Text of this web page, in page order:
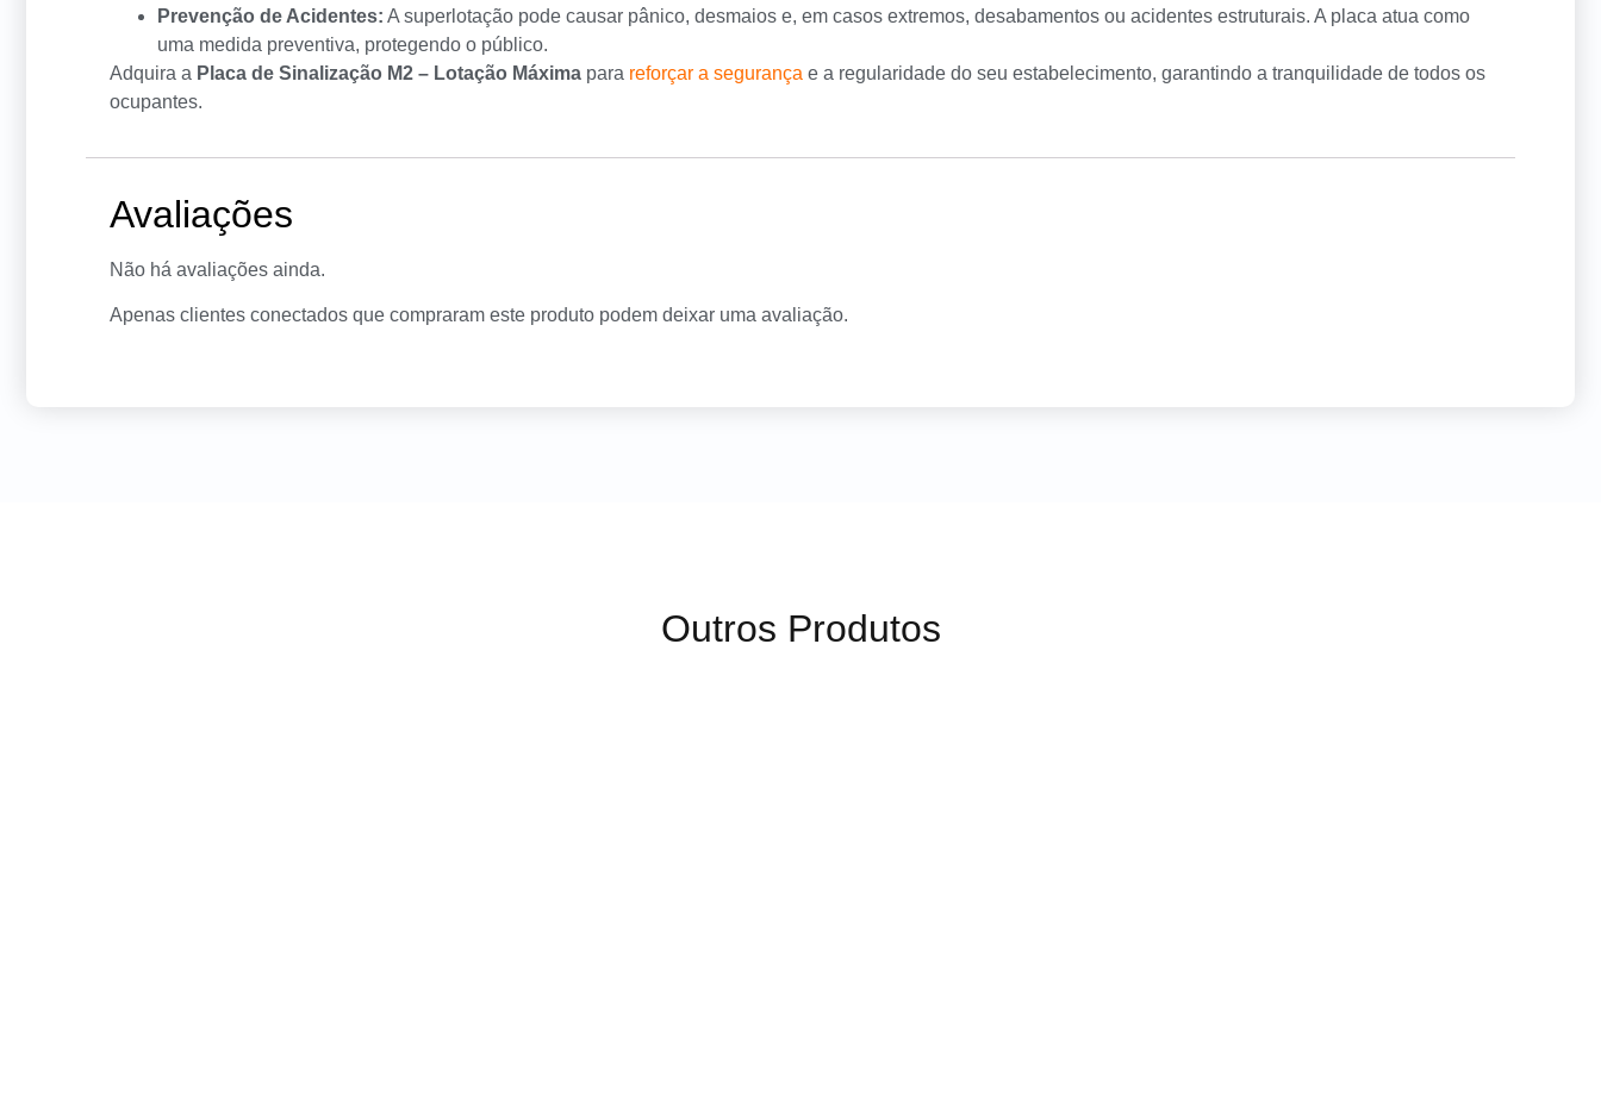
Prevenção de Acidentes: A superlotação pode causar pânico, desmaios e, em casos extremos, desabamentos ou acidentes estruturais. A placa atua como
uma medida preventiva, protegendo o público.
Adquira a Placa de Sinalização M2 – Lotação Máxima para reforçar a segurança e a regularidade do seu estabelecimento, garantindo a tranquilidade de todos os
ocupantes.
Avaliações
Não há avaliações ainda.
Apenas clientes conectados que compraram este produto podem deixar uma avaliação.
Outros Produtos